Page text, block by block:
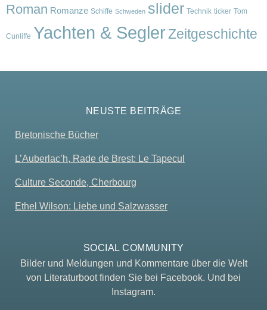
Roman Romanze Schiffe Schweden slider Technik ticker Tom
Cunliffe Yachten & SeglerZeitgeschichte
NEUSTE BEITRÄGE
Bretonische Bücher
L’Auberlac’h, Rade de Brest: Le Tapecul
Culture Seconde, Cherbourg
Ethel Wilson: Liebe und Salzwasser
SOCIAL COMMUNITY
Bilder und Meldungen und Kommentare über die Welt
von Literaturboot finden Sie bei Facebook. Und bei
Instagram.